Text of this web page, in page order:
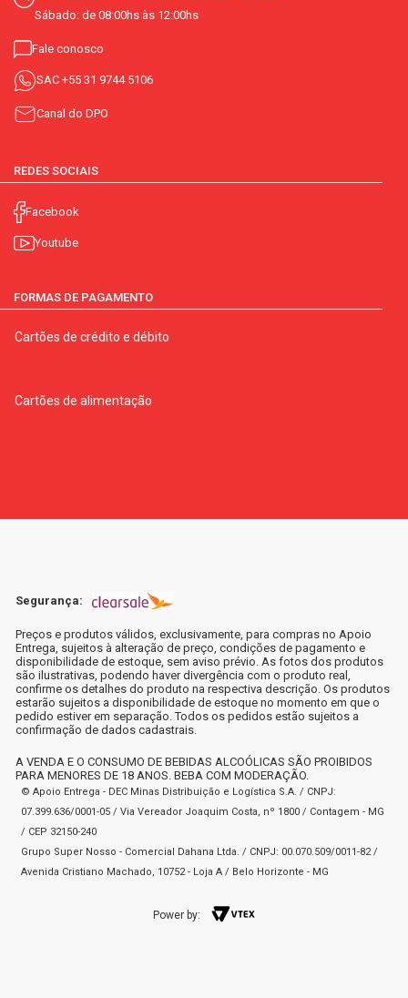
Sábado: de 08:00hs às 12:00hs
Fale conosco
SAC +55 31 9744 5106
Canal do DPO
REDES SOCIAIS
Facebook
Youtube
FORMAS DE PAGAMENTO
Cartões de crédito e débito
Cartões de alimentação
Segurança:
Preços e produtos válidos, exclusivamente, para compras no Apoio
Entrega, sujeitos à alteração de preço, condições de pagamento e
disponibilidade de estoque, sem aviso prévio. As fotos dos produtos
são ilustrativas, podendo haver divergência com o produto real,
confirme os detalhes do produto na respectiva descrição. Os produtos
estarão sujeitos a disponibilidade de estoque no momento em que o
pedido estiver em separação. Todos os pedidos estão sujeitos a
confirmação de dados cadastrais.
A VENDA E O CONSUMO DE BEBIDAS ALCOÓLICAS SÃO PROIBIDOS
PARA MENORES DE 18 ANOS. BEBA COM MODERAÇÃO.
© Apoio Entrega - DEC Minas Distribuição e Logística S.A. / CNPJ:
07.399.636/0001-05 / Via Vereador Joaquim Costa, nº 1800 / Contagem - MG
/ CEP 32150-240
Grupo Super Nosso - Comercial Dahana Ltda. / CNPJ: 00.070.509/0011-82 /
Avenida Cristiano Machado, 10752 - Loja A / Belo Horizonte - MG
Power by: